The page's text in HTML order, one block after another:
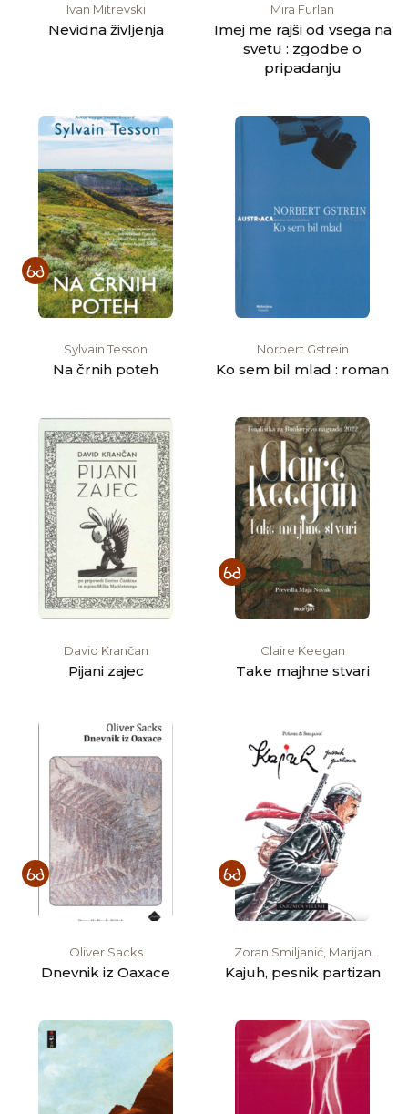
Ivan Mitrevski
Nevidna življenja
Mira Furlan
Imej me rajši od vsega na
svetu : zgodbe o
pripadanju
Sylvain Tesson
Na črnih poteh
Norbert Gstrein
Ko sem bil mlad : roman
David Krančan
Pijani zajec
Claire Keegan
Take majhne stvari
Oliver Sacks
Dnevnik iz Oaxace
Zoran Smiljanić, Marijan
Pušavec
Kajuh, pesnik partizan